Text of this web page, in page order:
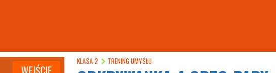
KLASA 2 TRENING UMYSŁU